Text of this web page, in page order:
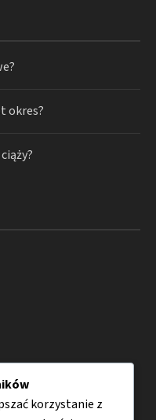
okres?
korzystanie z